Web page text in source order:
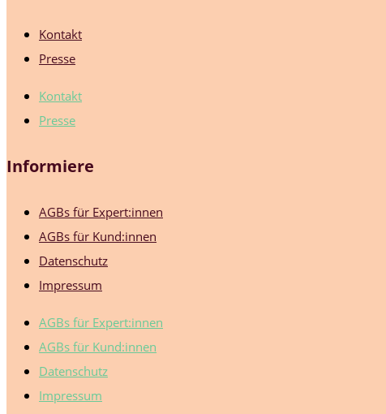
Kontakt
Presse
Kontakt
Presse
Informiere
AGBs für Expert:innen
AGBs für Kund:innen
Datenschutz
Impressum
AGBs für Expert:innen
AGBs für Kund:innen
Datenschutz
Impressum